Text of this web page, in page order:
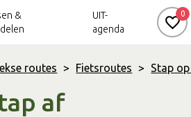
Achterhoek Routes
&
UIT-
agenda
0
routes > Fietsroutes > Stap
af